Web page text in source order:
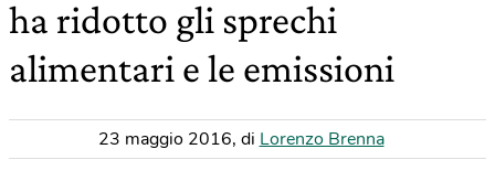
ha ridotto gli sprechi
alimentari e le emissioni
23 maggio 2016, di Lorenzo Brenna